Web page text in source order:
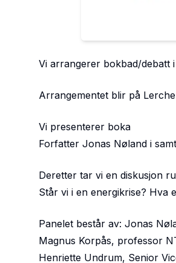
Vi arrangerer bokbad/debatt
Arrangementet blir på
Vi presenterer boka
Forfatter Jonas Nøland i
Deretter tar vi en diskusjon
Står vi i en energikrise? Hva
Panelet består av: Jonas
Magnus Korpås, professor
Henriette Undrum, Senior